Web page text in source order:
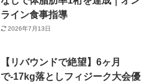
ライン食事指導
2026年7月13日
【リバウンドで絶望】6ヶ月
で-17kg落としフィジーク大会優